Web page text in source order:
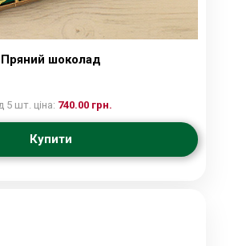
Пряний шоколад
5 шт. ціна: 740.00 грн.
Купити